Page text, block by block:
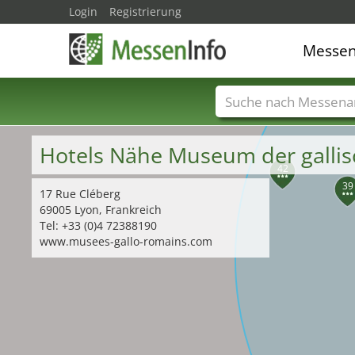
39
42
43
Hotels Nähe Museum der
17 Rue Cléberg
69005 Lyon, Frankreich
Tel: +33 (0)4 72388190
www.musees-gallo-romains.com
Login Registrierung
Messenamen